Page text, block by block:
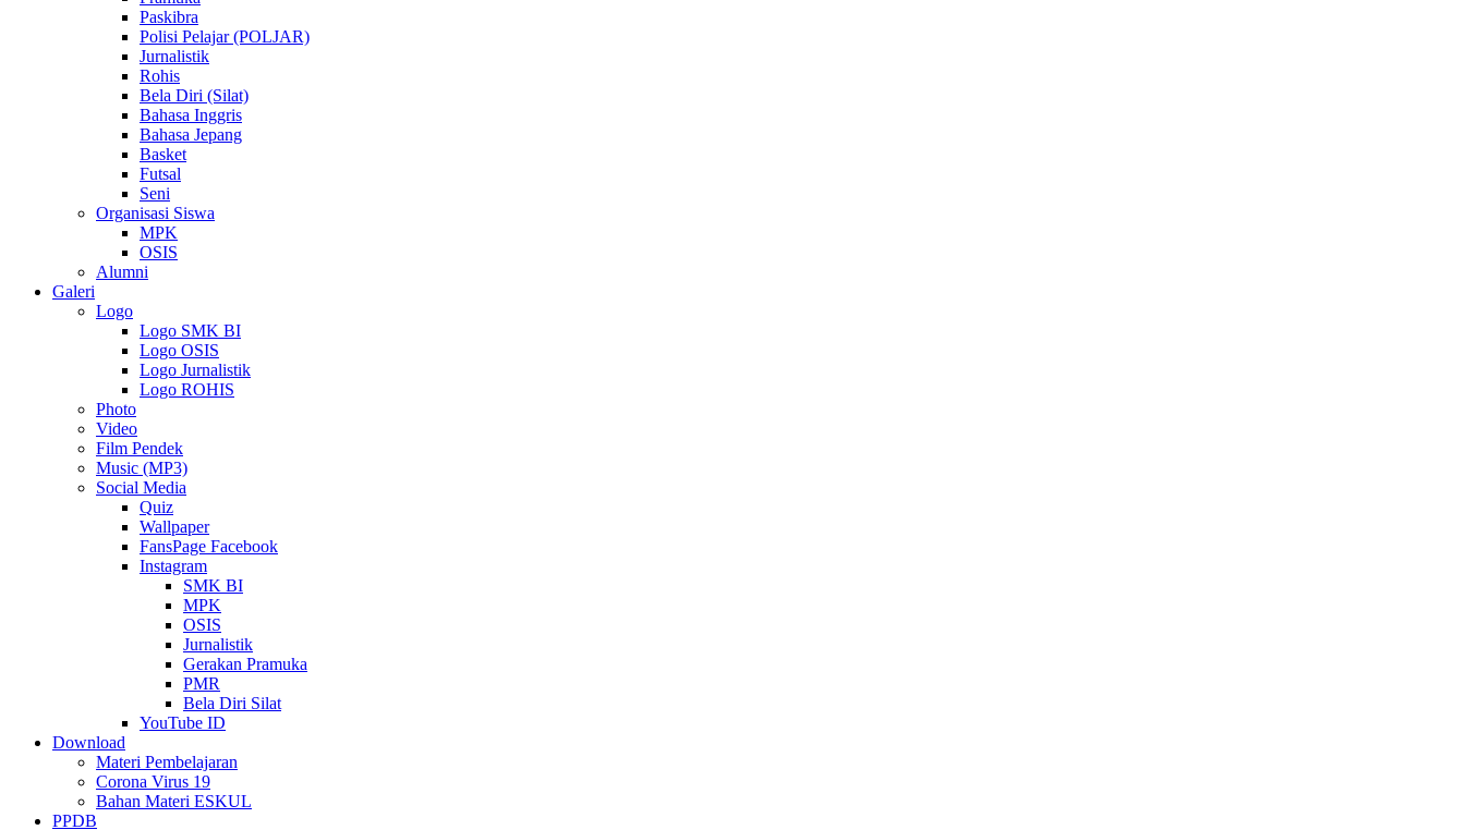
Paskibra
Polisi Pelajar (POLJAR)
Jurnalistik
Rohis
Bela Diri (Silat)
Bahasa Inggris
Bahasa Jepang
Basket
Futsal
Seni
Organisasi Siswa
MPK
OSIS
Alumni
Galeri
Logo
Logo SMK BI
Logo OSIS
Logo Jurnalistik
Logo ROHIS
Photo
Video
Film Pendek
Music (MP3)
Social Media
Quiz
Wallpaper
FansPage Facebook
Instagram
SMK BI
MPK
OSIS
Jurnalistik
Gerakan Pramuka
PMR
Bela Diri Silat
YouTube ID
Download
Materi Pembelajaran
Corona Virus 19
Bahan Materi ESKUL
PPDB